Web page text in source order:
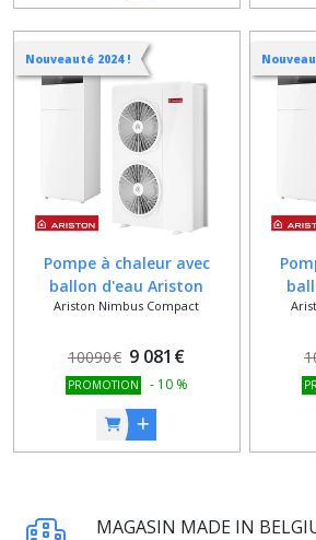
Nouveauté 2024 !
Pompe à chaleur avec
ballon d'eau Ariston
NIMBUS COMPACT 150 S
Ariston Nimbus Compact
10090€ 9 081 €
PROMOTION - 10 %
MAGASIN MADE IN